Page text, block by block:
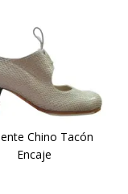
Chino Tacón
Encaje